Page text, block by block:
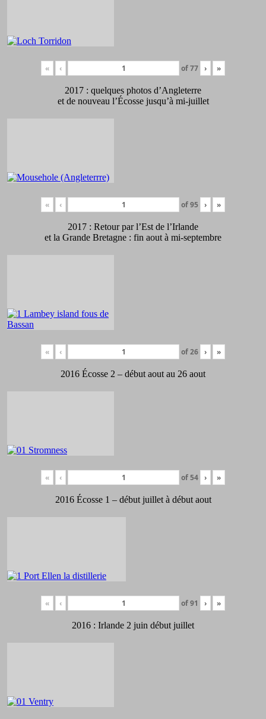
« ‹ of77 › »
2017 : quelques photos d’Angleterre
et de nouveau l’Écosse jusqu’à mi-juillet
« ‹ of95 › »
2017 : Retour par l’Est de l’Irlande
et la Grande Bretagne : fin aout à mi-septembre
« ‹ of26 › »
2016 Écosse 2 – début aout au 26 aout
« ‹ of54 › »
2016 Écosse 1 – début juillet à début aout
« ‹ of91 › »
2016 : Irlande 2 juin début juillet